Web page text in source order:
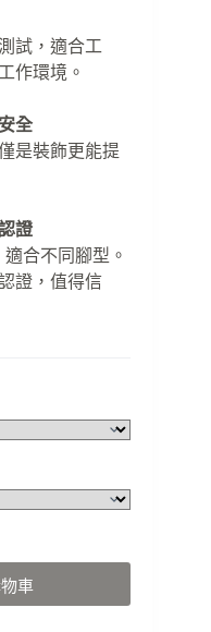
試，適合工
作環境。
全
是裝飾更能提
證
合不同腳型。
證，值得信
車